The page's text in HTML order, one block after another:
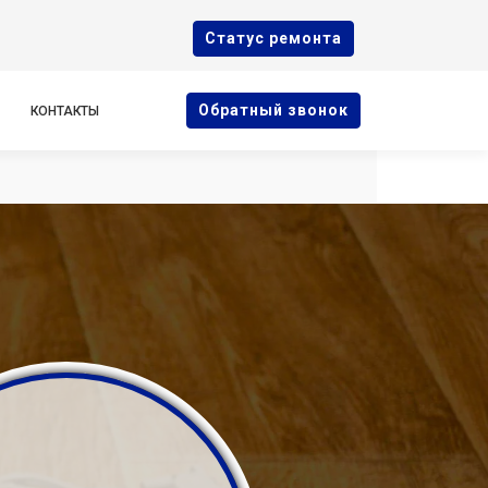
Cтатус ремонта
КОНТАКТЫ Oбратный звонок